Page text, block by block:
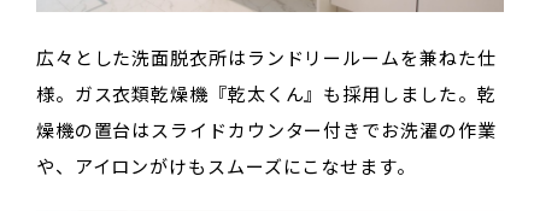
広々とした洗面脱衣所はランドリールームを兼ねた仕
様。ガス衣類乾燥機『乾太くん』も採用しました。乾
燥機の置台はスライドカウンター付きでお洗濯の作業
や、アイロンがけもスムーズにこなせます。